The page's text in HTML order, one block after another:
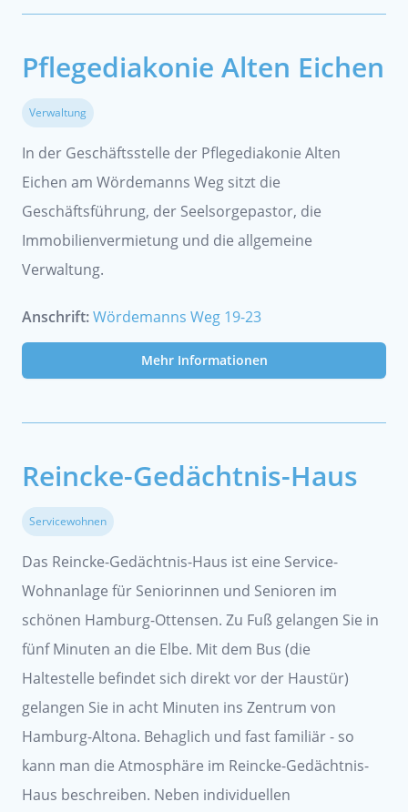
Pflegediakonie Alten Eichen
Verwaltung
In der Geschäftsstelle der Pflegediakonie Alten
Eichen am Wördemanns Weg sitzt die
Geschäftsführung, der Seelsorgepastor, die
Immobilienvermietung und die allgemeine
Verwaltung.
Anschrift:Wördemanns Weg 19-23
Mehr Informationen
Reincke-Gedächtnis-Haus
Servicewohnen
Das Reincke-Gedächtnis-Haus ist eine Service-
Wohnanlage für Seniorinnen und Senioren im
schönen Hamburg-Ottensen. Zu Fuß gelangen Sie in
fünf Minuten an die Elbe. Mit dem Bus (die
Haltestelle befindet sich direkt vor der Haustür)
gelangen Sie in acht Minuten ins Zentrum von
Hamburg-Altona. Behaglich und fast familiär - so
kann man die Atmosphäre im Reincke-Gedächtnis-
Haus beschreiben. Neben individuellen